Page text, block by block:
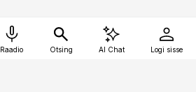
Raadio Otsing AI Chat Logi sisse